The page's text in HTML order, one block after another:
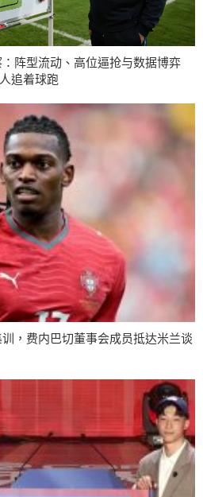
：阵型流动、高位逼抢与数据博弈
追着球跑
训，费内巴切董事会成员抵达米兰谈